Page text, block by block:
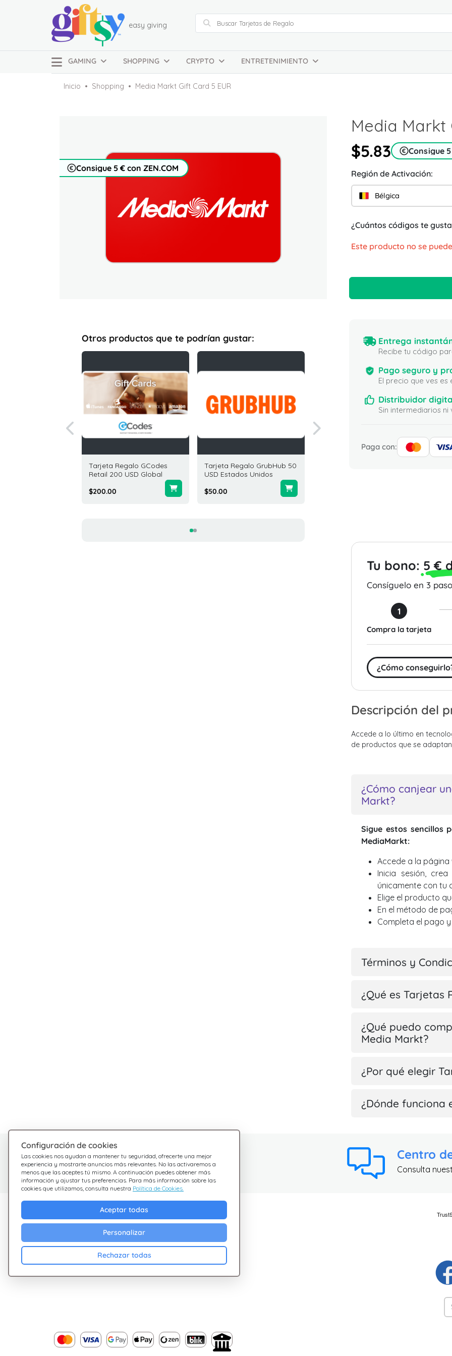
easy giving
GAMING SHOPPING CRYPTO ENTRETENIMIENTO
Inicio Shopping Media Markt Gift Card 5 EUR
Consigue 5 € con ZEN.COM
Media Markt
$5.83
Consigue
Región de Activación:
Bélgica
¿Cuántos códigos te
Este producto no se
Otros productos que te podrían gustar:
Tarjeta Regalo GCodes
Retail 200 USD Global
$200.00
Tarjeta Regalo GrubHub 50
USD Estados Unidos
$50.00
Entrega
Recibe tu código
Pago seguro y
El precio que ves
Distribuidor
Sin intermediarios
Paga con:
Tu bono: 5 €
Consíguelo en 3
1
Compra la tarjeta
¿Cómo
Descripción del
Accede a lo último en
de productos que se
¿Cómo canjear
Markt?
Sigue estos sencillos
MediaMarkt:
Accede a la página
Inicia sesión,
únicamente con tu
Elige el producto
En el método de
Completa el pago
Términos y
¿Qué es Tarjetas
¿Qué puedo
Media Markt?
¿Por qué elegir
¿Dónde funciona
Configuración de cookies
Las cookies nos ayudan a mantener tu seguridad, ofrecerte una mejor
experiencia y mostrarte anuncios más relevantes. No las activaremos a
menos que las aceptes tú mismo. A continuación puedes obtener más
información y ajustar tus preferencias. Para más información sobre las
cookies que utilizamos, consulta nuestra Política de Cookies.
Aceptar todas
Personalizar
Rechazar todas
¿Tienes dudas?
Estamos aquí para ayudarte
Centro
Consulta
Descubre Giftsy
Cashback
Blog
Condiciones
Cookies